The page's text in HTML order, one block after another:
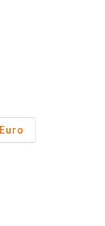
Euro